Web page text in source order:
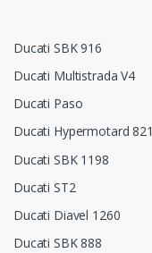
Ducati SBK 916
Ducati Multistrada V4
Ducati Paso
Ducati Hypermotard 821
Ducati SBK 1198
Ducati ST2
Ducati Diavel 1260
Ducati SBK 888